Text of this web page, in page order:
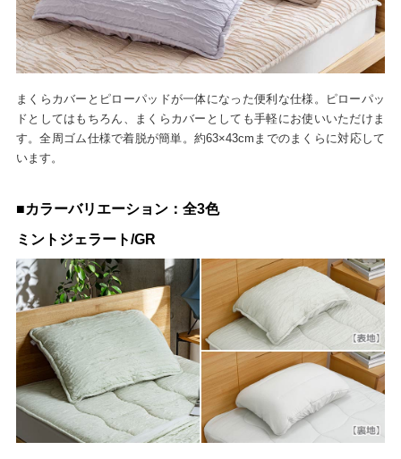
まくらカバーとピローパッドが一体になった便利な仕様。ピローパッ
ドとしてはもちろん、まくらカバーとしても手軽にお使いいただけま
す。全周ゴム仕様で着脱が簡単。約63×43cmまでのまくらに対応して
います。
■カラーバリエーション：全3色
ミントジェラート/GR